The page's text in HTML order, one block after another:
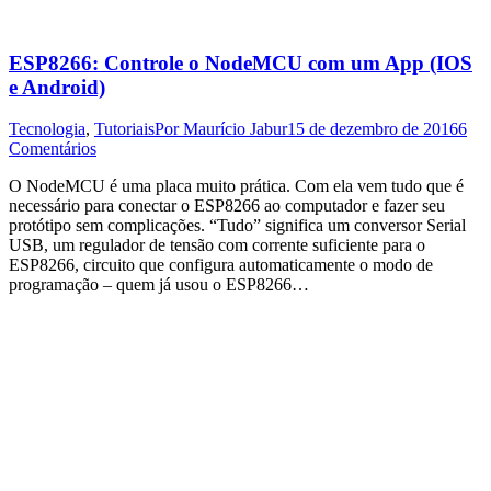
ESP8266: Controle o NodeMCU com um App (IOS
e Android)
Tecnologia, TutoriaisPorMaurício Jabur15 de dezembro de 20166
Comentários
O NodeMCU é uma placa muito prática. Com ela vem tudo que é
necessário para conectar o ESP8266 ao computador e fazer seu
protótipo sem complicações. “Tudo” significa um conversor Serial
USB, um regulador de tensão com corrente suficiente para o
ESP8266, circuito que configura automaticamente o modo de
programação – quem já usou o ESP8266…